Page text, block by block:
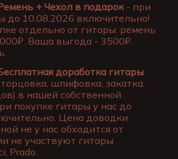
+ Чехол в подарок- при
до 10.08.2026 включительно!
отдельно от гитары: ремень
Ваша выгода - 3500₽.
доработка гитары
шлифовка, закатка,
в нашей собственной
покупке гитары у нас до
Цена доводки
не у нас обходится от
не участвуют гитары
Prado.